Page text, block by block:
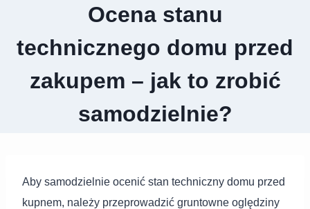
Ocena stanu
technicznego domu przed
zakupem – jak to zrobić
samodzielnie?
Aby samodzielnie ocenić stan techniczny domu przed
kupnem, należy przeprowadzić gruntowne oględziny